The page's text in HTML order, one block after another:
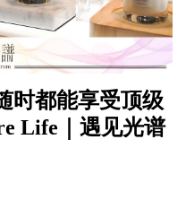
时都能享受顶级
Life｜遇见光谱